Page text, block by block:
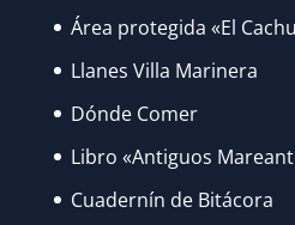
Área protegida «El
Llanes Villa Marinera
Dónde Comer
Libro «Antiguos
Cuadernín de Bitácora